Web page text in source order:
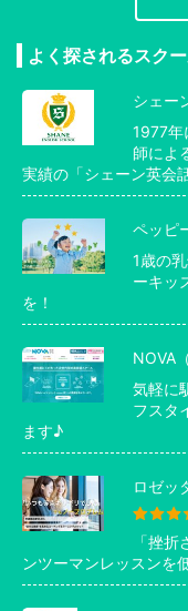
よく探されるスク
シェー
1977年
師によ
実績の「シェーン英会話
ペッピ
1歳の
ーキッ
を！
NOVA
気軽に
フスタ
ます♪
ロゼッ
「挫
ンツーマンレッスンを